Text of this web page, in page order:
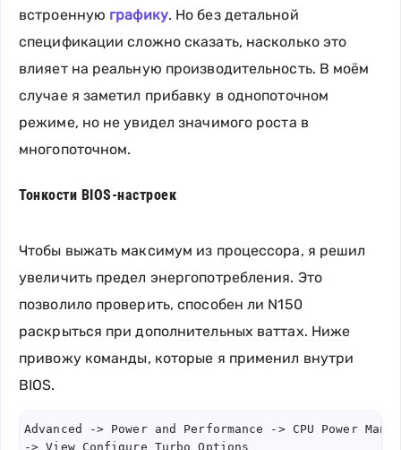
встроенную графику. Но без детальной
спецификации сложно сказать, насколько это
влияет на реальную производительность. В моём
случае я заметил прибавку в однопоточном
режиме, но не увидел значимого роста в
многопоточном.
Тонкости BIOS-настроек
Чтобы выжать максимум из процессора, я решил
увеличить предел энергопотребления. Это
позволило проверить, способен ли N150
раскрыться при дополнительных ваттах. Ниже
привожу команды, которые я применил внутри
BIOS.
Advanced -> Power and Performance -> CPU Power
-> View Configure Turbo Options